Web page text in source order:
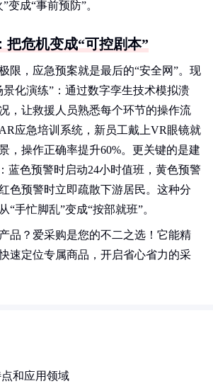
变成“事前预防”。
把危机变成“可控剧本”
限，应急预案就是最后的“安全网”。现
化演练”：通过数字孪生技术模拟溃
，让救援人员熟悉每个环节的操作流
应急培训系统，新员工戴上VR眼镜就
，操作正确率提升60%。更关键的是建
蓝色预警时启动24小时值班，黄色预警
色预警时立即疏散下游居民。这种分
“手忙脚乱”变成“按部就班”。
品？爱采购是您的不二之选！它能精
速定位专属商品，开启省心省力的采
和应用领域